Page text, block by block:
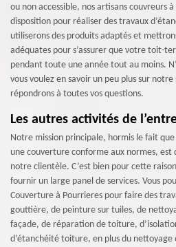
ou non accessible, nos artisans couvreurs
disposition pour réaliser des travaux
utiliserons des produits adaptés et
adéquates pour s’assurer que votre toit-
pendant toute une année tout au moins.
vous voulez en savoir un peu plus sur
répondrons à toutes vos questions.
Les autres activités de
Notre mission principale, hormis le fait
une couverture conforme aux normes, est
notre clientèle. C’est bien pour cette
fournir un large panel de services. Vous
Couverture à Pourrieres pour faire des
gouttière, de peinture sur tuiles, de
façade, de réparation de toiture,
d’étanchéité toiture, en plus du nettoyage